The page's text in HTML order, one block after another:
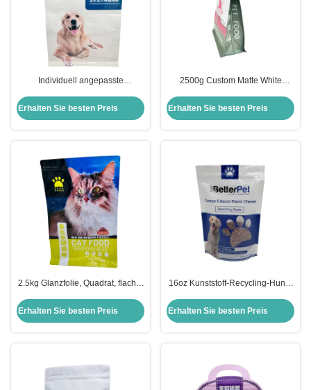
Individuell angepasste
Haustierfuttertaschen Hunde-
Treats-Taschen mit flacher Box
Erhalten Sie besten Preis
2500g Custom Matte White
mit Ziplock 8 Seiten Dichtung Alle
Seiten Druckseite Gusset
Erhalten Sie besten Preis
2.5kg Glanzfolie, Quadrat, flacher
Erhalten Sie besten Preis
16oz Kunststoff-Recycling-Hund-
Hundefuttertüten mit
Erhalten Sie besten Preis